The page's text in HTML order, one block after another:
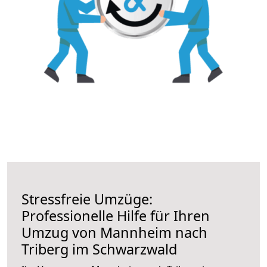
Stressfreie Umzüge:
Professionelle Hilfe für Ihren
Umzug von Mannheim nach
Triberg im Schwarzwald